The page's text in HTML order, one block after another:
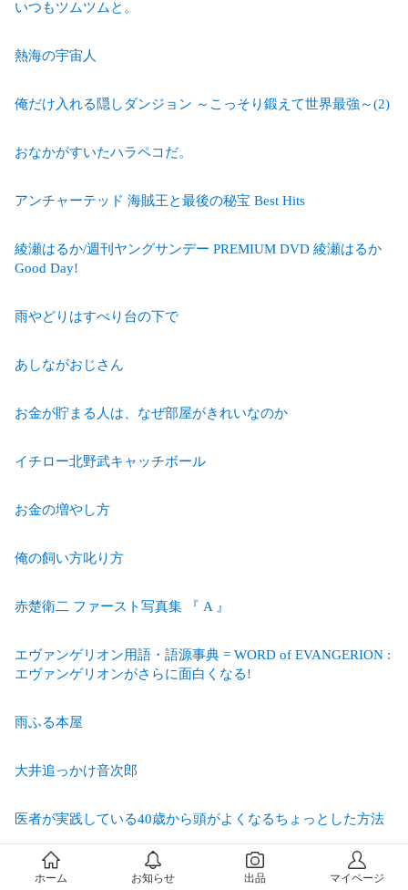
いつもツムツムと。
熱海の宇宙人
俺だけ入れる隠しダンジョン ～こっそり鍛えて世界最強～(2)
おなかがすいたハラペコだ。
アンチャーテッド 海賊王と最後の秘宝 Best Hits
綾瀬はるか/週刊ヤングサンデー PREMIUM DVD 綾瀬はるか
Good Day!
雨やどりはすべり台の下で
あしながおじさん
お金が貯まる人は、なぜ部屋がきれいなのか
イチロー北野武キャッチボール
お金の増やし方
俺の飼い方叱り方
赤楚衛二 ファースト写真集 『 A 』
エヴァンゲリオン用語・語源事典 = WORD of EVANGERION :
エヴァンゲリオンがさらに面白くなる!
雨ふる本屋
大井追っかけ音次郎
医者が実践している40歳から頭がよくなるちょっとした方法
愛しの夜行列車 : 全列車、のってます
ホーム お知らせ 出品 マイページ